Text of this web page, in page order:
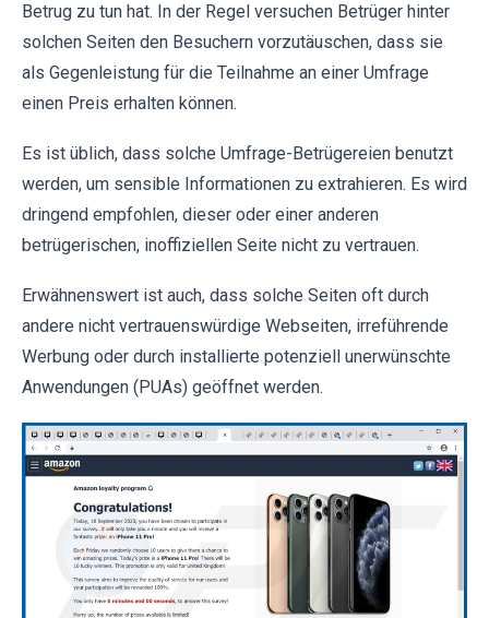
Betrug zu tun hat. In der Regel versuchen Betrüger hinter
solchen Seiten den Besuchern vorzutäuschen, dass sie
als Gegenleistung für die Teilnahme an einer Umfrage
einen Preis erhalten können.
Es ist üblich, dass solche Umfrage-Betrügereien benutzt
werden, um sensible Informationen zu extrahieren. Es wird
dringend empfohlen, dieser oder einer anderen
betrügerischen, inoffiziellen Seite nicht zu vertrauen.
Erwähnenswert ist auch, dass solche Seiten oft durch
andere nicht vertrauenswürdige Webseiten, irreführende
Werbung oder durch installierte potenziell unerwünschte
Anwendungen (PUAs) geöffnet werden.